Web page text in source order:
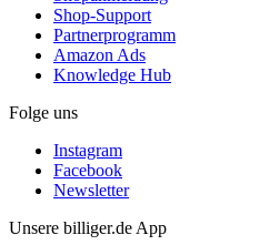
Shop-Support
Partnerprogramm
Amazon Ads
Knowledge Hub
Folge uns
Instagram
Facebook
Newsletter
Unsere billiger.de App